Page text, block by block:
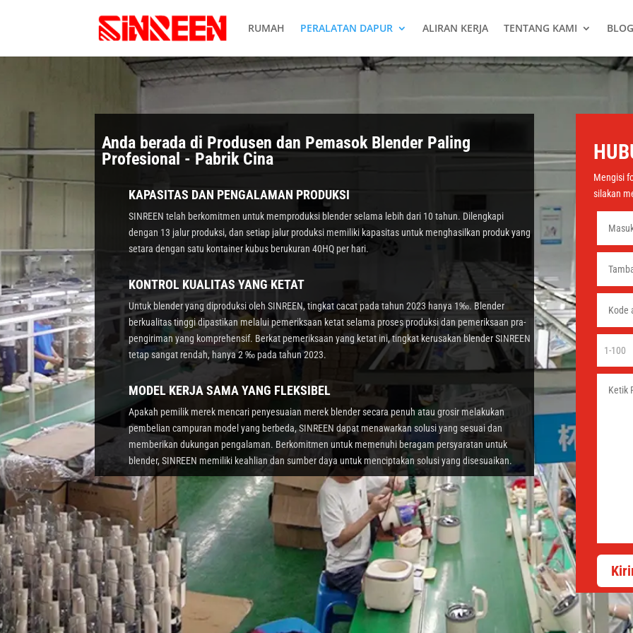
RUMAH PERALATAN DAPUR ALIRAN KERJA TENTANG KAMI
Anda berada di Produsen dan Pemasok Blender Paling
Profesional - Pabrik Cina
KAPASITAS DAN PENGALAMAN PRODUKSI
SINREEN telah berkomitmen untuk memproduksi blender selama lebih dari 10 tahun. Dilengkapi
dengan 13 jalur produksi, dan setiap jalur produksi memiliki kapasitas untuk menghasilkan produk yang
setara dengan satu kontainer kubus berukuran 40HQ per hari.
KONTROL KUALITAS YANG KETAT
Untuk blender yang diproduksi oleh SINREEN, tingkat cacat pada tahun 2023 hanya 1‰. Blender
berkualitas tinggi dipastikan melalui pemeriksaan ketat selama proses produksi dan pemeriksaan pra-
pengiriman yang komprehensif. Berkat pemeriksaan yang ketat ini, tingkat kerusakan blender SINREEN
tetap sangat rendah, hanya 2 ‰ pada tahun 2023.
MODEL KERJA SAMA YANG FLEKSIBEL
Apakah pemilik merek mencari penyesuaian merek blender secara penuh atau grosir melakukan
pembelian campuran model yang berbeda, SINREEN dapat menawarkan solusi yang sesuai dan
memberikan dukungan pengalaman. Berkomitmen untuk memenuhi beragam persyaratan untuk
blender, SINREEN memiliki keahlian dan sumber daya untuk menciptakan solusi yang disesuaikan.
Mengisi
silakan